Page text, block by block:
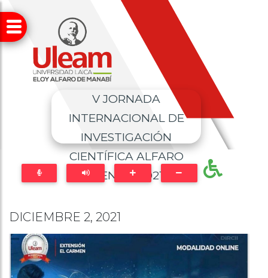
V JORNADA
INTERNACIONAL DE
INVESTIGACIÓN
CIENTÍFICA ALFARO
CIENCIA 2021
DICIEMBRE 2, 2021